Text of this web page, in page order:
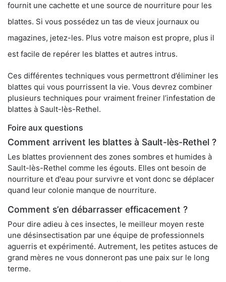
fournit une cachette et une source de nourriture pour les
blattes. Si vous possédez un tas de vieux journaux ou
magazines, jetez-les. Plus votre maison est propre, plus il
est facile de repérer les blattes et autres intrus.
Ces différentes techniques vous permettront d’éliminer les
blattes qui vous pourrissent la vie. Vous devrez combiner
plusieurs techniques pour vraiment freiner l’infestation de
blattes à Sault-lès-Rethel.
Foire aux questions
Comment arrivent les blattes à Sault-lès-Rethel ?
Les blattes proviennent des zones sombres et humides à
Sault-lès-Rethel comme les égouts. Elles ont besoin de
nourriture et d'eau pour survivre et vont donc se déplacer
quand leur colonie manque de nourriture.
Comment s’en débarrasser efficacement ?
Pour dire adieu à ces insectes, le meilleur moyen reste
une désinsectisation par une équipe de professionnels
aguerris et expérimenté. Autrement, les petites astuces de
grand mères ne vous donneront pas une paix sur le long
terme.